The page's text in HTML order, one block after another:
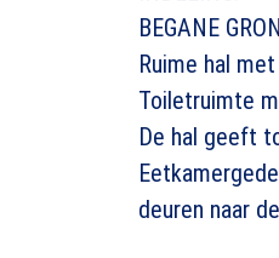
BEGANE
Ruime hal
Toiletruimte
De hal geeft
deuren naar